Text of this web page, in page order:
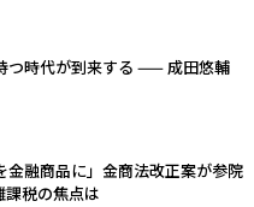
つ時代が到来する —— 成田悠輔
金融商品に」金商法改正案が参院
税の焦点は